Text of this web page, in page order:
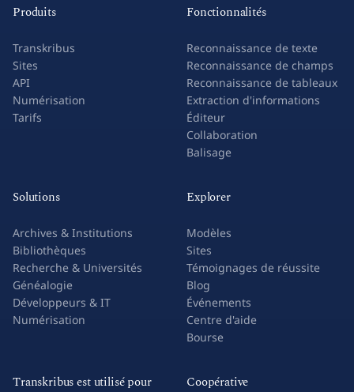
Produits
Transkribus
Sites
API
Numérisation
Tarifs
Fonctionnalités
Reconnaissance de texte
Reconnaissance de champs
Reconnaissance de tableaux
Extraction d'informations
Éditeur
Collaboration
Balisage
Solutions
Archives & Institutions
Bibliothèques
Recherche & Universités
Généalogie
Développeurs & IT
Numérisation
Explorer
Modèles
Sites
Témoignages de réussite
Blog
Événements
Centre d'aide
Bourse
Transkribus est utilisé pour Coopérative